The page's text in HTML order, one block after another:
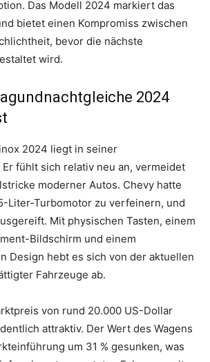
Das Modell 2024 markiert das
bietet einen Kompromiss zwischen
bevor die nächste
wird.
2024
2024 liegt in seiner
fühlt sich relativ neu an, vermeidet
moderner Autos. Chevy hatte
Liter-Turbomotor zu verfeinern, und
Mit physischen Tasten, einem
Bildschirm und einem
Design hebt es sich von der aktuellen
Fahrzeuge ab.
von rund 20.000 US-Dollar
attraktiv. Der Wert des Wagens
um 31 % gesunken, was